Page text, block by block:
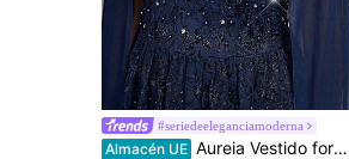
#seriedeeleganciamoderna
Almacén UE Aureia Vestido formal elegante y romántico de talla grande, de color azul marino, con cuello alto, de gasa con bordados de lujo, mangas abultadas, decorado con perlas y rhinestones, corte en línea A, adecuado para bodas, fiestas, ceremonias y eventos formales (diseño intrincado)